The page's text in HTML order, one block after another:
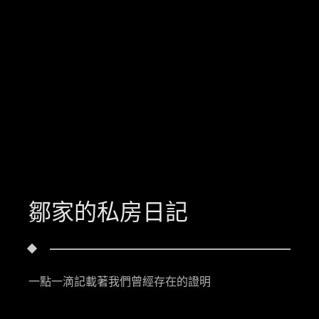
鄒家的私房日記
一點一滴記載著我們曾經存在的證明